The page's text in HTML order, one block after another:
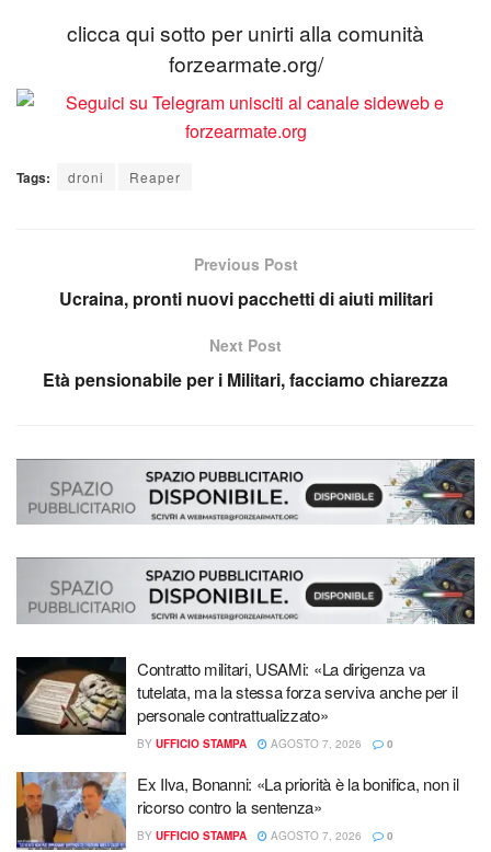
clicca qui sotto per unirti alla comunità
forzearmate.org/
Tags: droni Reaper
Previous Post
Ucraina, pronti nuovi pacchetti di aiuti militari
Next Post
Età pensionabile per i Militari, facciamo chiarezza
Contratto militari, USAMi: «La dirigenza va
tutelata, ma la stessa forza serviva anche per il
personale contrattualizzato»
BY UFFICIO STAMPA AGOSTO 7, 2026 0
Ex Ilva, Bonanni: «La priorità è la bonifica, non il
ricorso contro la sentenza»
BY UFFICIO STAMPA AGOSTO 7, 2026 0